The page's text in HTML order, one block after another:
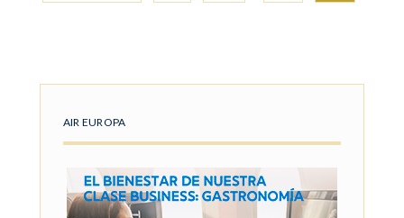
AIR EUROPA